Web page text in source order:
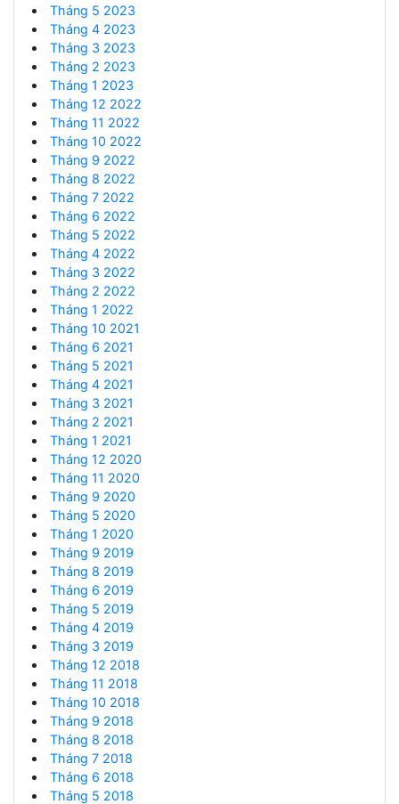
Tháng 5 2023
Tháng 4 2023
Tháng 3 2023
Tháng 2 2023
Tháng 1 2023
Tháng 12 2022
Tháng 11 2022
Tháng 10 2022
Tháng 9 2022
Tháng 8 2022
Tháng 7 2022
Tháng 6 2022
Tháng 5 2022
Tháng 4 2022
Tháng 3 2022
Tháng 2 2022
Tháng 1 2022
Tháng 10 2021
Tháng 6 2021
Tháng 5 2021
Tháng 4 2021
Tháng 3 2021
Tháng 2 2021
Tháng 1 2021
Tháng 12 2020
Tháng 11 2020
Tháng 9 2020
Tháng 5 2020
Tháng 1 2020
Tháng 9 2019
Tháng 8 2019
Tháng 6 2019
Tháng 5 2019
Tháng 4 2019
Tháng 3 2019
Tháng 12 2018
Tháng 11 2018
Tháng 10 2018
Tháng 9 2018
Tháng 8 2018
Tháng 7 2018
Tháng 6 2018
Tháng 5 2018